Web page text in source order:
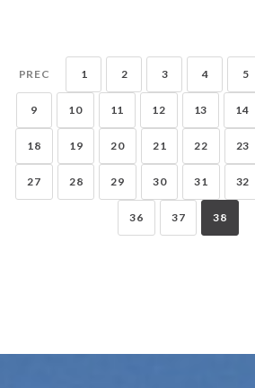
PREC 1 2 3 4 5
9 10 11 12 13 14
18 19 20 21 22 23
27 28 29 30 31 32
36 37 38